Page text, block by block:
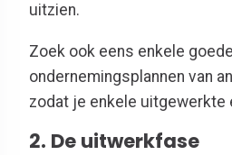
uitzien.
Zoek ook eens enkele
ondernemingsplannen van
zodat je enkele uitgewerkte
2. De uitwerkfase